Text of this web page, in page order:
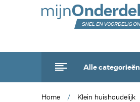
Alle categorieën
Home Klein huishoudelijk